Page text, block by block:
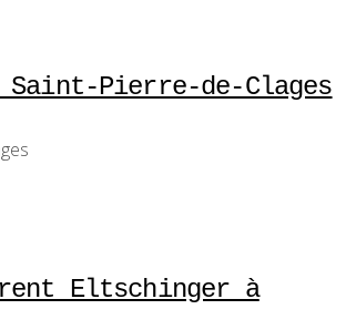
Pierre-de-Clages
Eltschinger à